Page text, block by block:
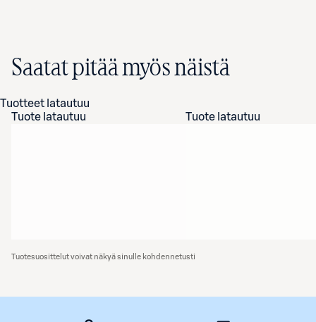
Saatat pitää myös näistä
Tuotteet latautuu
Tuote latautuu
Tuote latautuu
Tuotesuosittelut voivat näkyä sinulle kohdennetusti